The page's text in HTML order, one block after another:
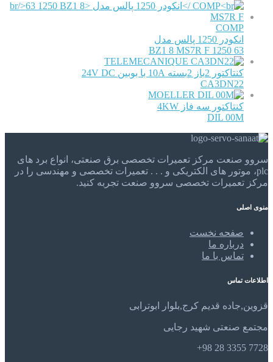
COMP
انکودر 1250 پالس مدل
63 1250 BZ1 8 MS7R F
TELEMECANIQUE
کنتاکتور 2باز 2بسته 10A با بوبین 24V DC
CA3DN22
MOELLER
کنتاکتور سه فاز 4KW
DIL 00M
سروو صنعت مرکز تعمیرات تخصصی برق صنعتی، انواع برد های
plc، موتور های الکتریکی و . . . تعمیرات تخصصی و مهندسی را در
مرکز تعمیرات تخصصی سروو صنعت تجربه کنید.
منوی اصلی
صفحه نخست
درباره ما
تماس با ما
اطلاعات تماس
قزوین,جاده قدیم کرج,بلوار ابوترابی
مجتمع صنعتی شهید رجایی
7728 3355 28 98+